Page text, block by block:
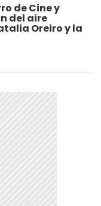
de Cine y
del aire
Oreiro y la